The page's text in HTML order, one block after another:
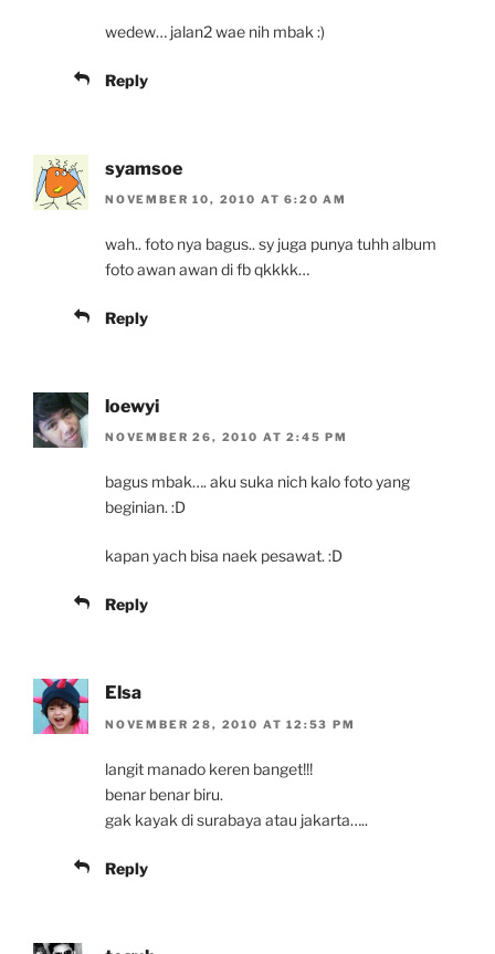
wedew… jalan2 wae nih mbak :)
Reply
syamsoe
NOVEMBER 10, 2010 AT 6:20 AM
wah.. foto nya bagus.. sy juga punya tuhh album
foto awan awan di fb qkkkk…
Reply
loewyi
NOVEMBER 26, 2010 AT 2:45 PM
bagus mbak…. aku suka nich kalo foto yang
beginian. :D
kapan yach bisa naek pesawat. :D
Reply
Elsa
NOVEMBER 28, 2010 AT 12:53 PM
langit manado keren banget!!!
benar benar biru.
gak kayak di surabaya atau jakarta…..
Reply